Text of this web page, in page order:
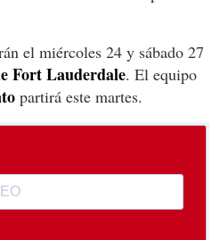
el miércoles 24 y sábado 27
Fort Lauderdale. El equipo
partirá este martes.